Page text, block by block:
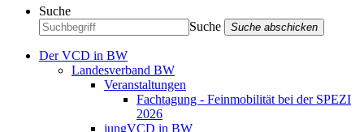
Suche
Suche
Suche abschicken
Der VCD in BW
Landesverband BW
Veranstaltungen
Fachtagung - Feinmobilität bei der SPEZI
2026
jungVCD in BW